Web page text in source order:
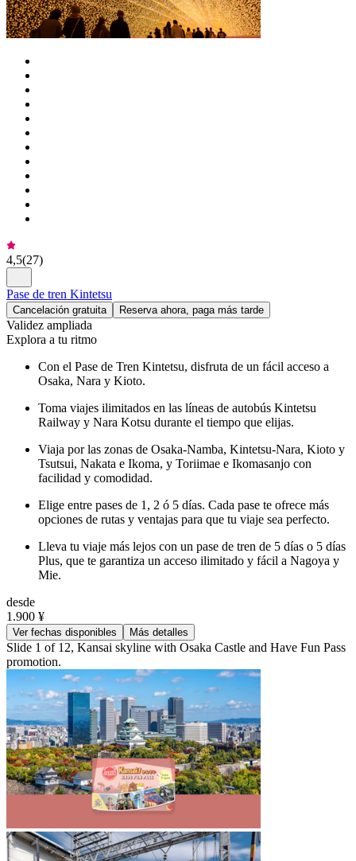
4,5(27)
Pase de tren Kintetsu
Cancelación gratuita Reserva ahora, paga más tarde
Validez ampliada
Explora a tu ritmo
Con el Pase de Tren Kintetsu, disfruta de un fácil acceso a
Osaka, Nara y Kioto.
Toma viajes ilimitados en las líneas de autobús Kintetsu
Railway y Nara Kotsu durante el tiempo que elijas.
Viaja por las zonas de Osaka-Namba, Kintetsu-Nara, Kioto y
Tsutsui, Nakata e Ikoma, y Toriimae e Ikomasanjo con
facilidad y comodidad.
Elige entre pases de 1, 2 ó 5 días. Cada pase te ofrece más
opciones de rutas y ventajas para que tu viaje sea perfecto.
Lleva tu viaje más lejos con un pase de tren de 5 días o 5 días
Plus, que te garantiza un acceso ilimitado y fácil a Nagoya y
Mie.
desde
1.900 ¥
Ver fechas disponibles Más detalles
Slide 1 of 12, Kansai skyline with Osaka Castle and Have Fun Pass
promotion.